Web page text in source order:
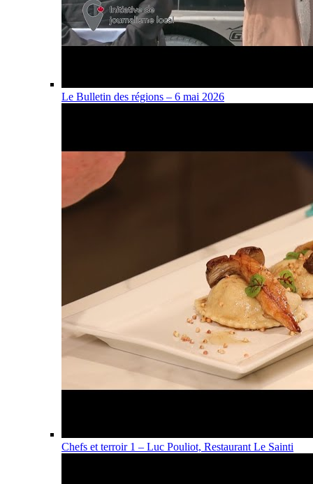
Le Bulletin des régions – 6 mai 2026
Chefs et terroir 1 – Luc Pouliot, Restaurant Le Sainti